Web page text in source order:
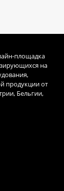
площадка
на
продукции от
Бельгии,